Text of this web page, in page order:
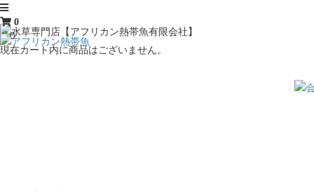
0
￥0
現在カート内に商品はございません。